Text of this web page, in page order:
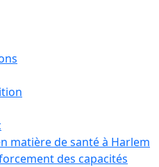
matière de santé à Harlem
des capacités